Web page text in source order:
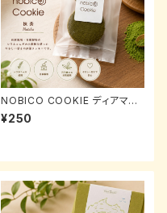
NOBICO COOKIE ディアマン
抹茶｜西尾産抹茶使用・自家製
粉全粒粉クッキー 4枚入り
¥250